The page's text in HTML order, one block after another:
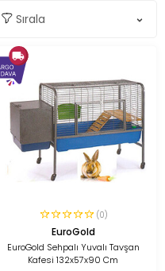
(0)
EuroGold
EuroGold Sehpalı Yuvalı Tavşan
Kafesi 132x57x90 Cm